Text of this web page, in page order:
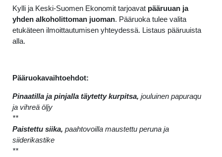
Kylli ja Keski-Suomen Ekonomit tarjoavat pääruuan ja
yhden alkoholittoman juoman. Pääruoka tulee valita
etukäteen ilmoittautumisen yhteydessä. Listaus pääruuista
alla.
Pääruokavaihtoehdot:
Pinaatilla ja pinjalla täytetty kurpitsa, jouluinen papuraqu
ja vihreä öljy
**
Paistettu siika, paahtovoilla maustettu peruna ja
siiderikastike
**